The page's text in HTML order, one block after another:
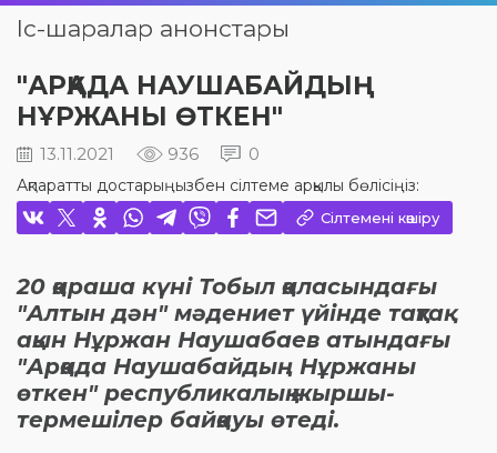
Іс-шаралар анонстары
"АРҚАДА НАУШАБАЙДЫҢ
НҰРЖАНЫ ӨТКЕН"
13.11.2021 936 0
Ақпаратты достарыңызбен сілтеме арқылы бөлісіңіз:
Сілтемені көшіру
20 қараша күні Тобыл қаласындағы
"Алтын дән" мәдениет үйінде тақтақ
ақын Нұржан Наушабаев атындағы
"Арқада Наушабайдың Нұржаны
өткен" республикалық жыршы-
термешілер байқауы өтеді.